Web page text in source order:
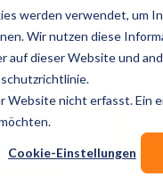
werden verwendet, um
Wir nutzen diese
auf dieser Website und
nicht erfasst. Ein
Cookie-Einstellungen
Publikationen
Wir suchen für